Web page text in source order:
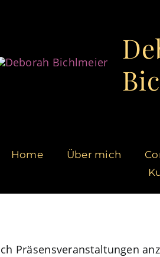
Home Über mich
Präsensveranstaltungen